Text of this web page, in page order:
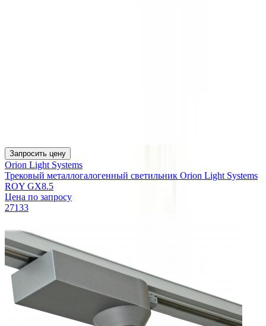
Запросить цену
Orion Light Systems
Трековый металлогалогенный светильник Orion Light Systems
ROY GX8.5
Цена по запросу
27133